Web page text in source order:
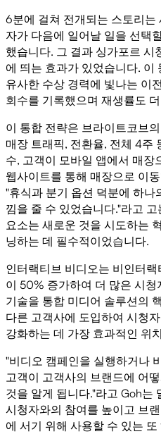
6분에 걸쳐 전개되는 스토리는
자가 다음에 일어날 일을 선택
했습니다. 그 결과 싱가포르 시
에 띄는 효과가 있었습니다. 이
유사한 수상 경력에 빛나는 이
회수를 기록했으며 재생률도
이 통합 전략은 브라이트코브
매장 트래픽, 전환율, 전체 4주
수, 고객이 모바일 앱에서 매
웹사이트를 통해 매장으로 이
"휴식과 분기 옵션 덕분에 하나
낌을 줄 수 있었습니다."라고
요소는 새로운 것을 시도하는
닝하는 데 필수적이었습니다.
인터랙티브 비디오는 비인터
이 50% 증가하여 더 많은 시청
기술을 통합 미디어 솔루션의
다른 고객사에 도입하여 시청
강화하는 데 가장 효과적인 위
"비디오 캠페인을 실행하거나
고객이 고객사의 브랜드에 어
것을 알게 됩니다."라고 Goh는
시청자와의 참여를 높이고 브
에 서기 위해 사용할 수 있는